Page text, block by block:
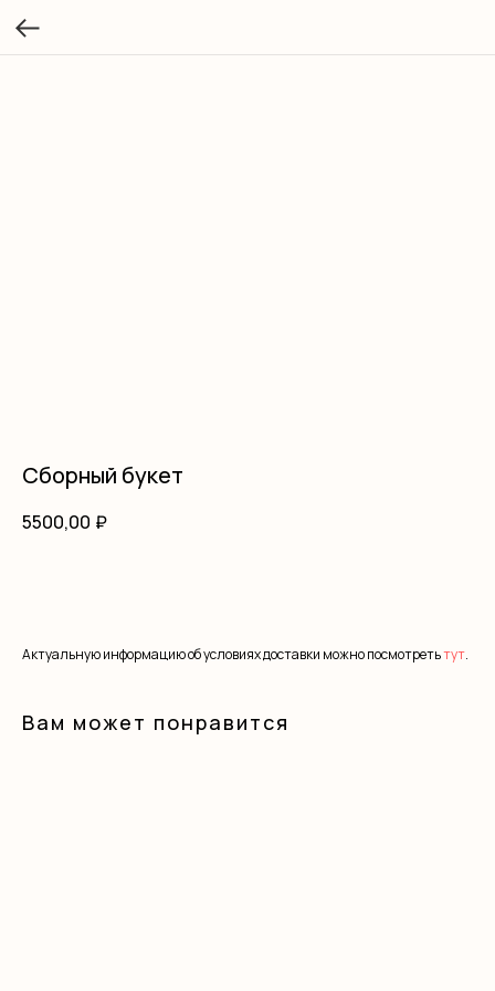
Сборный букет
5500,00 ₽
Актуальную информацию об условиях доставки можно посмотретьтут.
Вам может понравится